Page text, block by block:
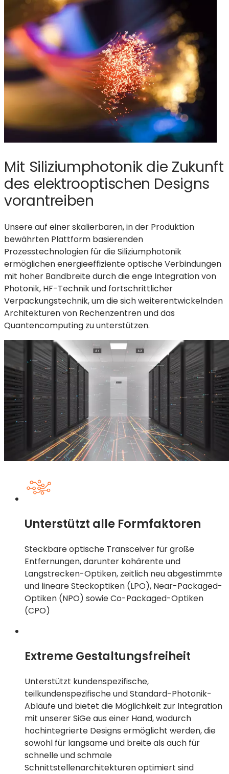
Mit Siliziumphotonik die Zukunft
des elektrooptischen Designs
vorantreiben
Unsere auf einer skalierbaren, in der Produktion
bewährten Plattform basierenden
Prozesstechnologien für die Siliziumphotonik
ermöglichen energieeffiziente optische Verbindungen
mit hoher Bandbreite durch die enge Integration von
Photonik, HF-Technik und fortschrittlicher
Verpackungstechnik, um die sich weiterentwickelnden
Architekturen von Rechenzentren und das
Quantencomputing zu unterstützen.
Unterstützt alle Formfaktoren
Steckbare optische Transceiver für große
Entfernungen, darunter kohärente und
Langstrecken-Optiken, zeitlich neu abgestimmte
und lineare Steckoptiken (LPO), Near-Packaged-
Optiken (NPO) sowie Co-Packaged-Optiken
(CPO)
Extreme Gestaltungsfreiheit
Unterstützt kundenspezifische,
teilkundenspezifische und Standard-Photonik-
Abläufe und bietet die Möglichkeit zur Integration
mit unserer SiGe aus einer Hand, wodurch
hochintegrierte Designs ermöglicht werden, die
sowohl für langsame und breite als auch für
schnelle und schmale
Schnittstellenarchitekturen optimiert sind